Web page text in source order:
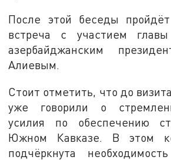
После этой беседы пройдёт
встреча с участием
азербайджанским
Алиевым.
Стоит отметить, что до
уже говорили о
усилия по обеспечению
Южном Кавказе. В этом
подчёркнута